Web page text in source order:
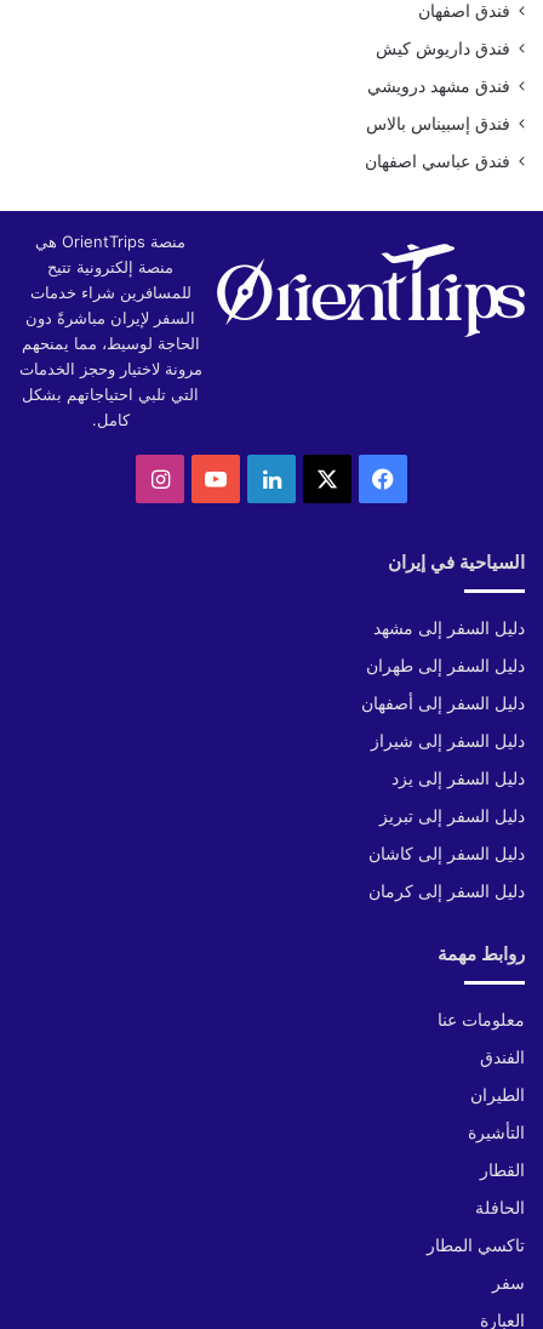
فندق اصفهان
فندق داريوش كيش
فندق مشهد درويشي
فندق إسبيناس بالاس
فندق عباسي اصفهان
منصة OrientTrips هي
منصة إلكترونية تتيح
للمسافرين شراء خدمات
السفر لإيران مباشرةً دون
الحاجة لوسيط، مما يمنحهم
مرونة لاختيار وحجز الخدمات
التي تلبي احتياجاتهم بشكل
كامل.
فيسبوك لينكدإن‫YouTubeانستقرام
السياحية في إيران
دليل السفر إلى مشهد
دليل السفر إلى طهران
دليل السفر إلى أصفهان
دليل السفر إلى شيراز
دليل السفر إلى يزد
دليل السفر إلى تبريز
دليل السفر إلى كاشان
دليل السفر إلى كرمان
روابط مهمة
معلومات عنا
الفندق
الطيران
التأشيرة
القطار
الحافلة
تاكسي المطار
سفر
العبارة